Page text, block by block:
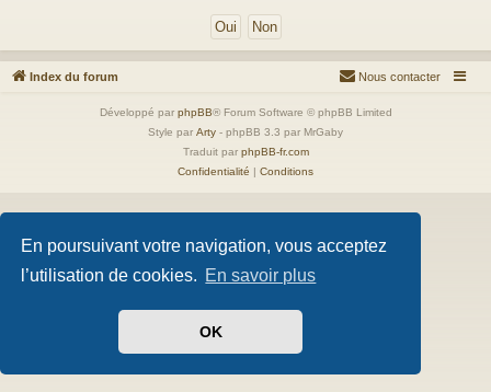
En poursuivant votre navigation, vous acceptez
l’utilisation de cookies. En savoir plus
OK
Index du forum Nous contacter
Développé par phpBB® Forum Software © phpBB Limited
Style par Arty - phpBB 3.3 par MrGaby
Traduit par phpBB-fr.com
Confidentialité | Conditions